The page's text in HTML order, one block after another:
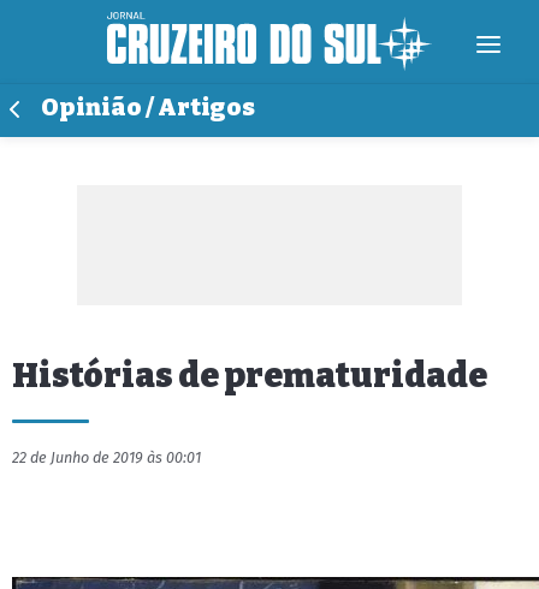
Opinião / Artigos
Histórias de prematuridade
22 de Junho de 2019 às 00:01